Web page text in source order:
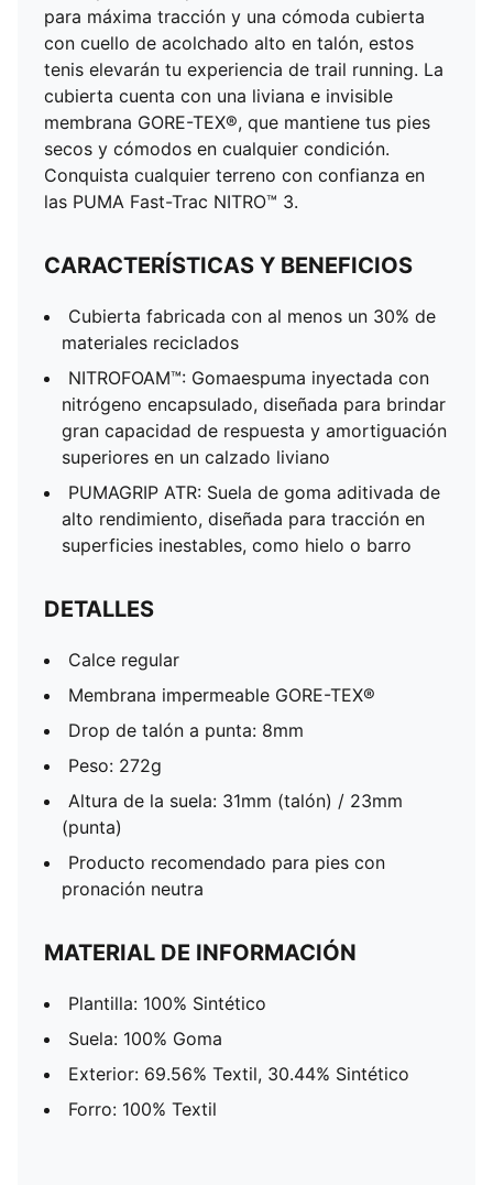
para máxima tracción y una cómoda cubierta
con cuello de acolchado alto en talón, estos
tenis elevarán tu experiencia de trail running. La
cubierta cuenta con una liviana e invisible
membrana GORE-TEX®, que mantiene tus pies
secos y cómodos en cualquier condición.
Conquista cualquier terreno con confianza en
las PUMA Fast-Trac NITRO™ 3.
CARACTERÍSTICAS Y BENEFICIOS
Cubierta fabricada con al menos un 30% de
materiales reciclados
NITROFOAM™: Gomaespuma inyectada con
nitrógeno encapsulado, diseñada para brindar
gran capacidad de respuesta y amortiguación
superiores en un calzado liviano
PUMAGRIP ATR: Suela de goma aditivada de
alto rendimiento, diseñada para tracción en
superficies inestables, como hielo o barro
DETALLES
Calce regular
Membrana impermeable GORE-TEX®
Drop de talón a punta: 8mm
Peso: 272g
Altura de la suela: 31mm (talón) / 23mm
(punta)
Producto recomendado para pies con
pronación neutra
MATERIAL DE INFORMACIÓN
Plantilla: 100% Sintético
Suela: 100% Goma
Exterior: 69.56% Textil, 30.44% Sintético
Forro: 100% Textil